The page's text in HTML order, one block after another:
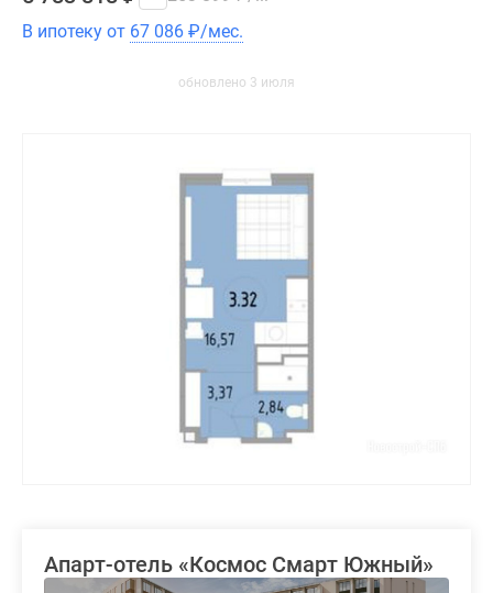
В ипотеку от 67 086 ₽/мес.
обновлено 3 июля
Апарт-отель «Космос Смарт Южный»